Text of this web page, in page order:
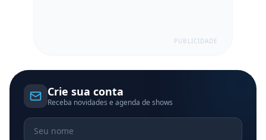
PUBLICIDADE
Crie sua conta
Receba novidades e agenda de shows